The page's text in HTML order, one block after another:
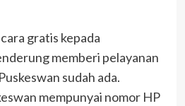
gratis kepada
memberi pelayanan
sudah ada.
mempunyai nomor HP